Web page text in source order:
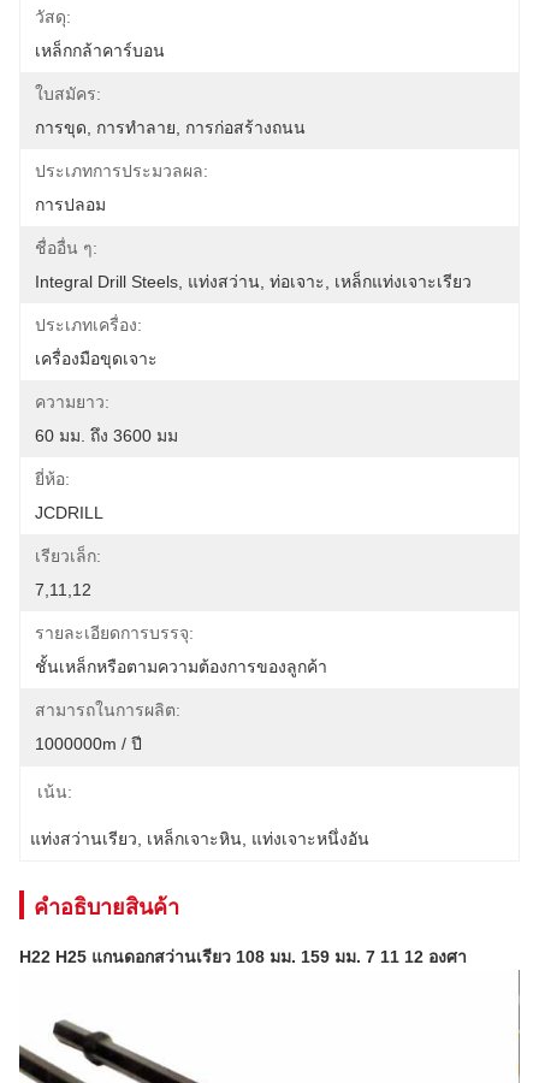
วัสดุ:
เหล็กกล้าคาร์บอน
ใบสมัคร:
การขุด, การทำลาย, การก่อสร้างถนน
ประเภทการประมวลผล:
การปลอม
ชื่ออื่น ๆ:
Integral Drill Steels, แท่งสว่าน, ท่อเจาะ, เหล็กแท่งเจาะเรียว
ประเภทเครื่อง:
เครื่องมือขุดเจาะ
ความยาว:
60 มม. ถึง 3600 มม
ยี่ห้อ:
JCDRILL
เรียวเล็ก:
7,11,12
รายละเอียดการบรรจุ:
ชั้นเหล็กหรือตามความต้องการของลูกค้า
สามารถในการผลิต:
1000000m / ปี
เน้น:
แท่งสว่านเรียว เหล็กเจาะหิน แท่งเจาะหนึ่งอัน
คําอธิบายสินค้า
H22 H25 แกนดอกสว่านเรียว 108 มม. 159 มม. 7 11 12 องศา